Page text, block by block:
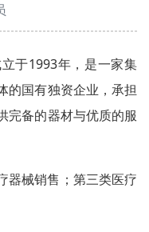
于1993年，是一家集
的国有独资企业，承担
完备的器材与优质的服
器械销售；第三类医疗